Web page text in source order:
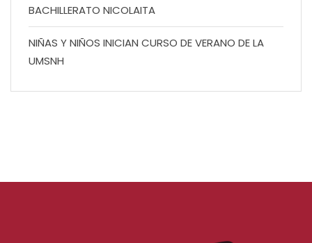
BACHILLERATO NICOLAITA
NIÑAS Y NIÑOS INICIAN CURSO DE VERANO DE LA
UMSNH